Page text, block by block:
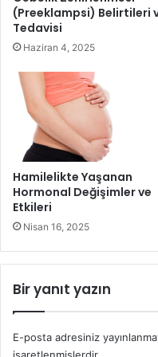
Hamilelikte Yaşanabilecek
Tromboemboli
Hamileler
Hamilelikte damar
gibi bir hastalığa sahip
(Preeklampsi) Belirtileri
Tedavisi
Haziran 4, 2025
Hamilelikte Yaşanan
Hormonal Değişimler ve
Etkileri
Nisan 16, 2025
Bir yanıt yazın
E-posta adresiniz
işaretlenmişlerdir